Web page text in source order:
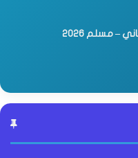
– مسلم 2026